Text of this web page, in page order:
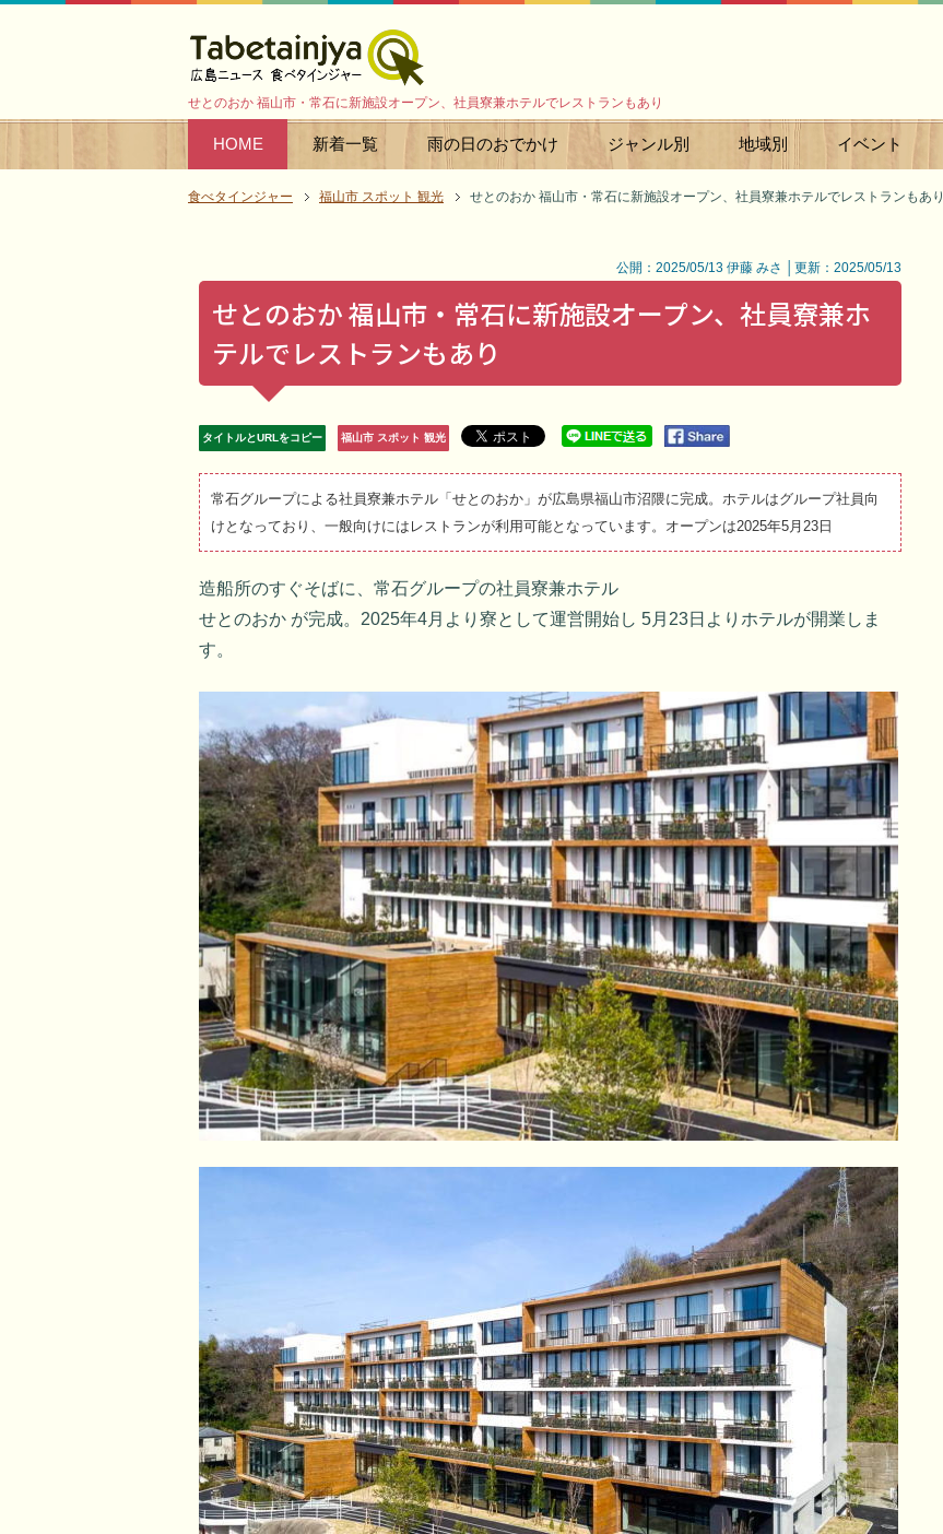
せとのおか 福山市・常石に新施設オープン、社員寮兼ホテルでレストランもあり
HOME 新着一覧 雨の日のおでかけ ジャンル別 地域別 イベント
食べタインジャー 福山市 スポット 観光 せとのおか 福山市・常石に新施設オープン、社員寮兼ホテルでレストランもあり
公開：2025/05/13 伊藤 みさ │更新：2025/05/13
せとのおか 福山市・常石に新施設オープン、社員寮兼ホ
テルでレストランもあり
タイトルとURLをコピー 福山市 スポット 観光
常石グループによる社員寮兼ホテル「せとのおか」が広島県福山市沼隈に完成。ホテルはグループ社員向
けとなっており、一般向けにはレストランが利用可能となっています。オープンは2025年5月23日
造船所のすぐそばに、常石グループの社員寮兼ホテル
せとのおか が完成。2025年4月より寮として運営開始し 5月23日よりホテルが開業しま
す。